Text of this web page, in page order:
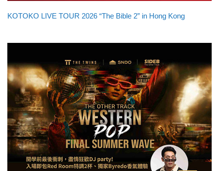
KOTOKO LIVE TOUR 2026 “The Bible 2” in Hong Kong